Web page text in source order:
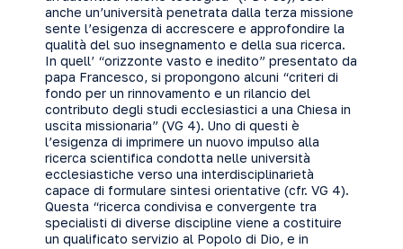
anche un’università penetrata dalla terza missione
sente l’esigenza di accrescere e approfondire la
qualità del suo insegnamento e della sua ricerca.
In quell’ “orizzonte vasto e inedito” presentato da
papa Francesco, si propongono alcuni “criteri di
fondo per un rinnovamento e un rilancio del
contributo degli studi ecclesiastici a una Chiesa in
uscita missionaria” (VG 4). Uno di questi è
l’esigenza di imprimere un nuovo impulso alla
ricerca scientifica condotta nelle università
ecclesiastiche verso una interdisciplinarietà
capace di formulare sintesi orientative (cfr. VG 4).
Questa “ricerca condivisa e convergente tra
specialisti di diverse discipline viene a costituire
un qualificato servizio al Popolo di Dio, e in